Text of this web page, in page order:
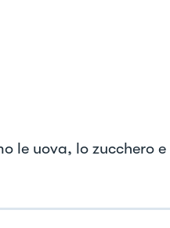
le uova, lo zucchero e